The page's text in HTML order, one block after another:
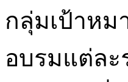
กลุ่มเป้าหม
อบรมแต่ละ